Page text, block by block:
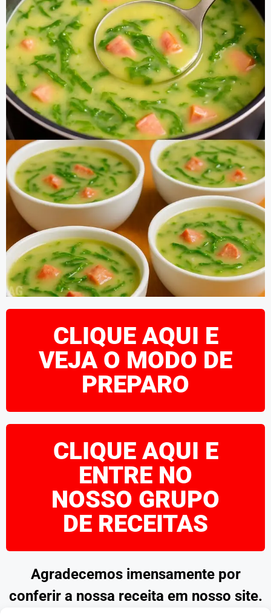
CLIQUE AQUI E
VEJA O MODO DE
PREPARO
CLIQUE AQUI E
ENTRE NO
NOSSO GRUPO
DE RECEITAS
Agradecemos imensamente por
conferir a nossa receita em nosso site.